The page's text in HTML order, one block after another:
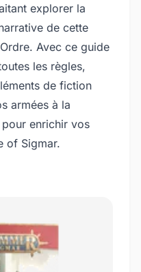
explorer la
de cette
Avec ce guide
les règles,
de fiction
armées à la
enrichir vos
of Sigmar.